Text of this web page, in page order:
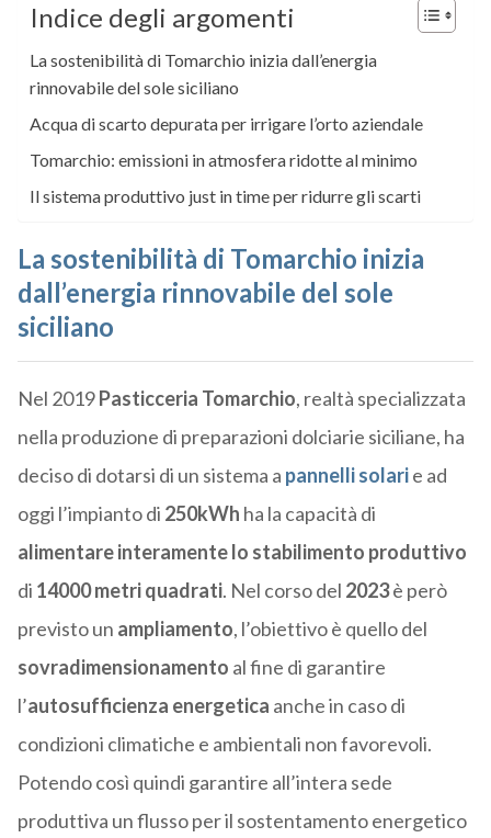
Indice degli argomenti
La sostenibilità di Tomarchio inizia dall’energia
rinnovabile del sole siciliano
Acqua di scarto depurata per irrigare l’orto aziendale
Tomarchio: emissioni in atmosfera ridotte al minimo
Il sistema produttivo just in time per ridurre gli scarti
La sostenibilità di Tomarchio inizia
dall’energia rinnovabile del sole
siciliano
Nel 2019Pasticceria Tomarchio, realtà specializzata
nella produzione di preparazioni dolciarie siciliane, ha
deciso di dotarsi di un sistema a pannelli solarie ad
oggi l’impianto di 250kWh ha la capacità di
alimentare interamente lo stabilimento produttivo
di 14000 metri quadrati. Nel corso del 2023è però
previsto un ampliamento, l’obiettivo è quello del
sovradimensionamento al fine di garantire
l’autosufficienza energetica anche in caso di
condizioni climatiche e ambientali non favorevoli.
Potendo così quindi garantire all’intera sede
produttiva un flusso per il sostentamento energetico